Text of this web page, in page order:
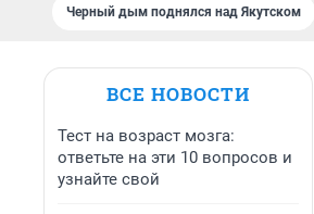
Черный дым поднялся над Якутском
ВСЕ НОВОСТИ
Тест на возраст мозга:
ответьте на эти 10 вопросов и
узнайте свой